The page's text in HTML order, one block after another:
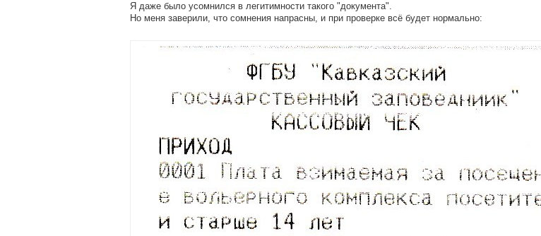
Я даже было усомнился в легитимности такого "документа".
Но меня заверили, что сомнения напрасны, и при проверке всё будет нормально: